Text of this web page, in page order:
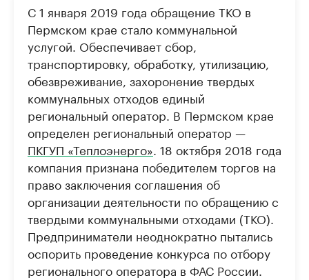
С 1 января 2019 года обращение ТКО в
Пермском крае стало коммунальной
услугой. Обеспечивает сбор,
транспортировку, обработку, утилизацию,
обезвреживание, захоронение твердых
коммунальных отходов единый
региональный оператор. В Пермском крае
определен региональный оператор —
ПКГУП «Теплоэнерго». 18 октября 2018 года
компания признана победителем торгов на
право заключения соглашения об
организации деятельности по обращению с
твердыми коммунальными отходами (ТКО).
Предприниматели неоднократно пытались
оспорить проведение конкурса по отбору
регионального оператора в ФАС России.